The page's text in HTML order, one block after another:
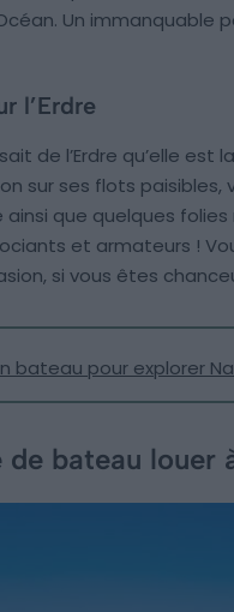
Un
l’Erdre
de l’Erdre qu’elle est
sur ses flots
ainsi que quelques
et armateurs !
si vous êtes
bateau pour explorer
de bateau louer